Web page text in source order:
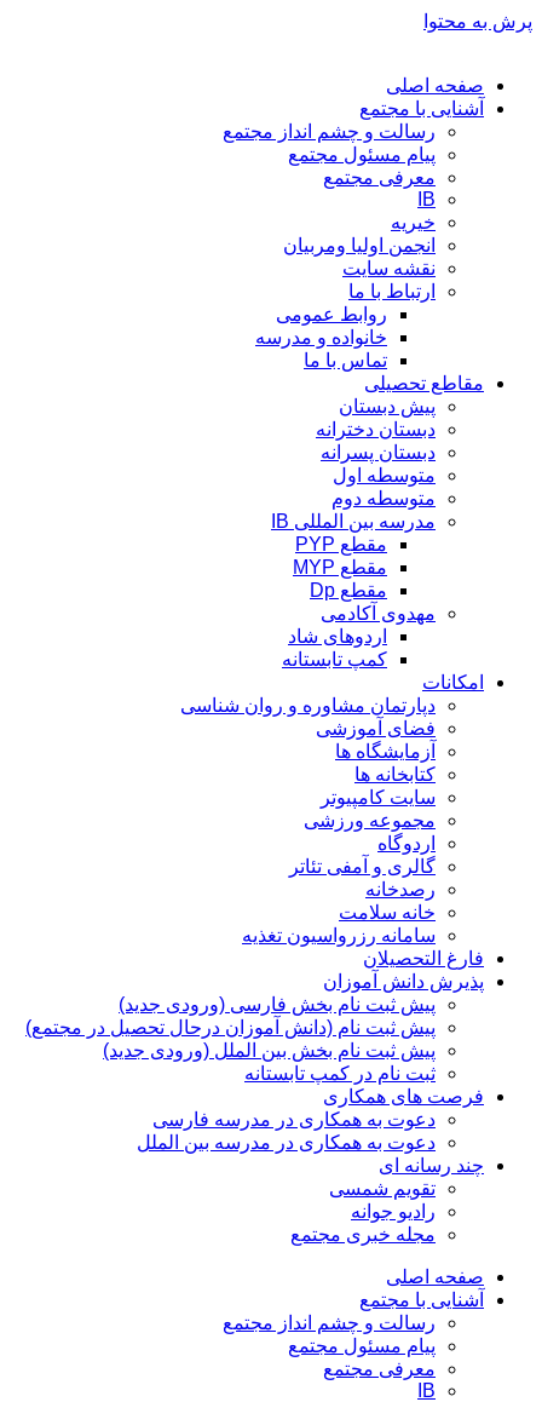
پرش به محتوا
صفحه اصلی
آشنایی با مجتمع
رسالت و چشم انداز مجتمع
پیام مسئول مجتمع
معرفی مجتمع
IB
خیریه
انجمن اولیا ومربیان
نقشه سایت
ارتباط با ما
روابط عمومی
خانواده و مدرسه
تماس با ما
مقاطع تحصیلی
پیش دبستان
دبستان دخترانه
دبستان پسرانه
متوسطه اول
متوسطه دوم
مدرسه بین المللی IB
مقطع PYP
مقطع MYP
مقطع Dp
مهدوی آکادمی
اردوهای شاد
کمپ تابستانه
امکانات
دپارتمان مشاوره و روان شناسی
فضای آموزشی
آزمایشگاه ها
کتابخانه ها
سایت کامپیوتر
مجموعه ورزشی
اردوگاه
گالری و آمفی تئاتر
رصدخانه
خانه سلامت
سامانه رزرواسیون تغذیه
فارغ التحصیلان
پذیرش دانش آموزان
پیش ثبت نام بخش فارسی (ورودی جدید)
پیش ثبت نام (دانش آموزان درحال تحصیل در مجتمع)
پیش ثبت نام بخش بین الملل (ورودی جدید)
ثبت نام در کمپ تابستانه
فرصت های همکاری
دعوت به همکاری در مدرسه فارسی
دعوت به همکاری در مدرسه بین الملل
چند رسانه ای
تقویم شمسی
رادیو جوانه
مجله خبری مجتمع
صفحه اصلی
آشنایی با مجتمع
رسالت و چشم انداز مجتمع
پیام مسئول مجتمع
معرفی مجتمع
IB